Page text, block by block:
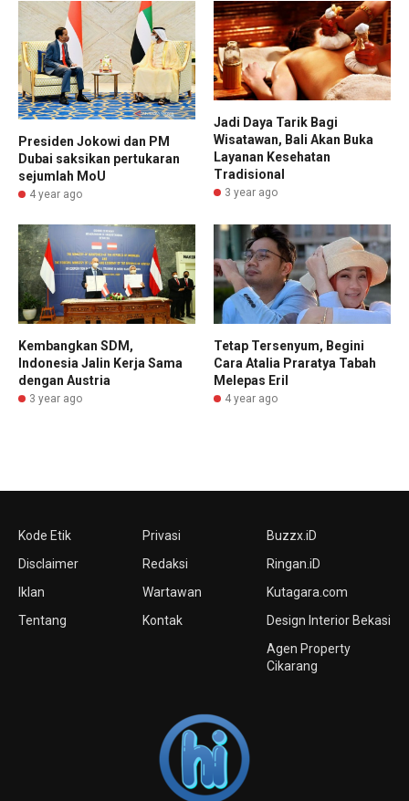
Presiden Jokowi dan PM
Dubai saksikan pertukaran
sejumlah MoU
4 year ago
Jadi Daya Tarik Bagi
Wisatawan, Bali Akan Buka
Layanan Kesehatan
Tradisional
3 year ago
Kembangkan SDM,
Indonesia Jalin Kerja Sama
dengan Austria
3 year ago
Tetap Tersenyum, Begini
Cara Atalia Praratya Tabah
Melepas Eril
4 year ago
Kode Etik
Disclaimer
Iklan
Tentang
Privasi
Redaksi
Wartawan
Kontak
Buzzx.iD
Ringan.iD
Kutagara.com
Design Interior Bekasi
Agen Property
Cikarang